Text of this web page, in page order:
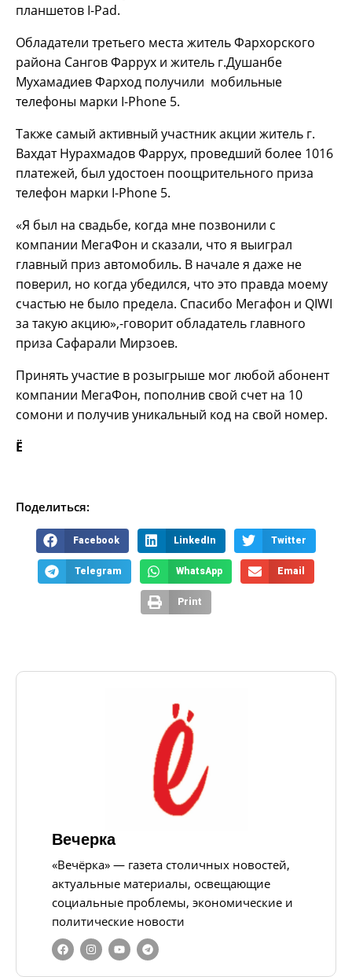
планшетов I-Pad.
Обладатели третьего места житель Фархорского
района Сангов Фаррух и житель г.Душанбе
Мухамадиев Фарход получили мобильные
телефоны марки I-Phone 5.
Также самый активный участник акции житель г.
Вахдат Нурахмадов Фаррух, проведший более 1016
платежей, был удостоен поощрительного приза
телефон марки I-Phone 5.
«Я был на свадьбе, когда мне позвонили с
компании МегаФон и сказали, что я выиграл
главный приз автомобиль. В начале я даже не
поверил, но когда убедился, что это правда моему
счастью не было предела. Спасибо Мегафон и QIWI
за такую акцию»,-говорит обладатель главного
приза Сафарали Мирзоев.
Принять участие в розыгрыше мог любой абонент
компании МегаФон, пополнив свой счет на 10
сомони и получив уникальный код на свой номер.
Ё
Поделиться:
Facebook LinkedIn Twitter
Telegram WhatsApp Email
Print
Вечерка
«Вечёрка» — газета столичных новостей,
актуальные материалы, освещающие
социальные проблемы, экономические и
политические новости